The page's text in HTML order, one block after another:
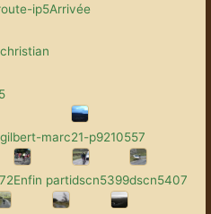
ip5Arrivée
marc21-p9210557
Enfin partidscn5399dscn5407